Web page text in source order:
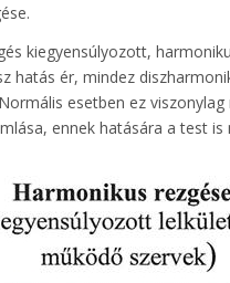
kiegyensúlyozott,
hatás ér, mindez
esetben ez
ennek hatására a test is